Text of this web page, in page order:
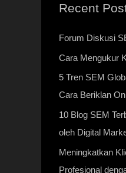
Recent
Forum Diskusi
Cara Mengukur
5 Tren SEM
Cara Beriklan
10 Blog SEM
oleh Digital
Meningkatkan
Profesional